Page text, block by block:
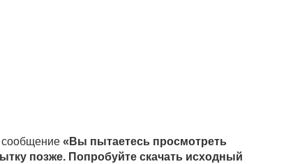
сообщение «Вы пытаетесь просмотреть
позже. Попробуйте скачать исходный